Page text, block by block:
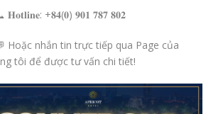
𝐇𝐨𝐭𝐥𝐢𝐧𝐞: +𝟖𝟒(𝟎) 𝟗𝟎𝟏 𝟕𝟖𝟕 𝟖𝟎𝟐
Hoặc nhắn tin trực tiếp qua Page của
tôi để được tư vấn chi tiết!